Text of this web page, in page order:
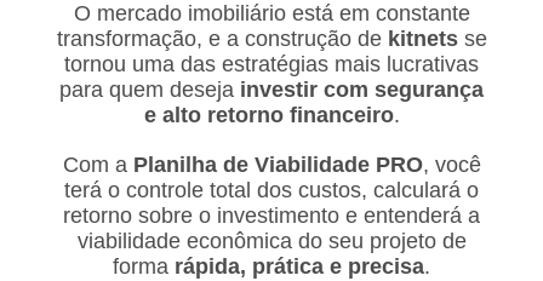
O mercado imobiliário está em constante
transformação, e a construção de kitnetsse
tornou uma das estratégias mais lucrativas
para quem deseja investir com segurança
e alto retorno financeiro.
Com a Planilha de Viabilidade PRO, você
terá o controle total dos custos, calculará o
retorno sobre o investimento e entenderá a
viabilidade econômica do seu projeto de
forma rápida, prática e precisa.